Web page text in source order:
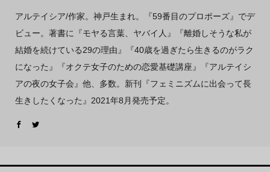
アルテイシア/作家。神戸生まれ。『59番目のプロポーズ』でデ
ビュー。著書に『モヤる言葉、ヤバイ人』『離婚しそうな私が
結婚を続けている29の理由』『40歳を過ぎたら生きるのがラク
になった』『オクテ女子のための恋愛基礎講座』『アルテイシ
アの夜の女子会』他、多数。新刊『フェミニズムに出会って長
生きしたくなった』2021年8月発売予定。